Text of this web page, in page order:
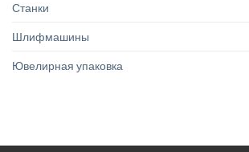
Станки
Шлифмашины
Ювелирная упаковка